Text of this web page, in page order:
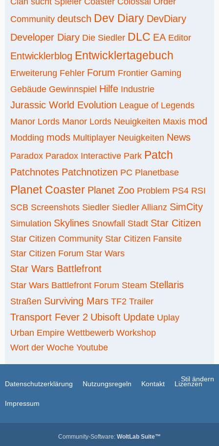
Community deutsch Dev Diary DevDiary
Developer Diary Die Siedler DLC EA Editor
Entwicklerblog Entwicklertagebuch
Erweiterung Fehler Forum Frontier Gaming
Gebäude Gewinnspiel Hilfe Industrie
Jurassic World Evolution League of Legends
Manor Lords Manor Lords Neuigkeiten Maxis mod
Modding mods Multiplayer Neuigkeiten News
Paradox Paradox Interactive Park Patch
Patchnotes Patchnotizen PC Planetbase
Planet Coaster Planet Zoo Problem PS4 RSI
SCB Screenshots Siedler Siedler Allianz SimCity
Simulation Skylines Snowfall Stadt Star Citizen
Star Citizen Community Star Citizen Fansite
Star Citizen Forum Star Wars
Star Wars Battlefront
Star Wars Battlefront Forum Steam Stellaris
Straßen Surviving Mars TF2 Trailer
Transport Fever 2 Ubisoft Update Uplay
Urban Empire Wettbewerb Workshop
Wort der Woche Youtube
Stil ändern
Datenschutzerklärung Nutzungsregeln Kontakt Lizenzen
Impressum
Community-Software: WoltLab Suite™